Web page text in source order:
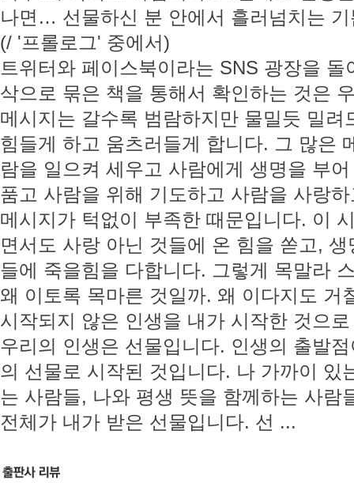
나면… 선물하신 분 안에서 흘러넘치는
(/ '프롤로그' 중에서)
트위터와 페이스북이라는 SNS 광장을
삭으로 묶은 책을 통해서 확인하는 것은
메시지는 갈수록 범람하지만 물밀듯 밀
힘들게 하고 움츠러들게 합니다. 그 많은
람을 일으켜 세우고 사람에게 생명을 부
품고 사람을 위해 기도하고 사람을 사랑
메시지가 턱없이 부족한 때문입니다. 이
면서도 사랑 아닌 것들에 온 힘을 쏟고,
들에 죽을힘을 다합니다. 그렇게 목말라
왜 이토록 목마른 것일까. 왜 이다지도 거
시작되지 않은 인생을 내가 시작한 것으
우리의 인생은 선물입니다. 인생의 출발
의 선물로 시작된 것입니다. 나 가까이 있
는 사람들, 나와 평생 뜻을 함께하는 사람
전체가 내가 받은 선물입니다. 선 ...